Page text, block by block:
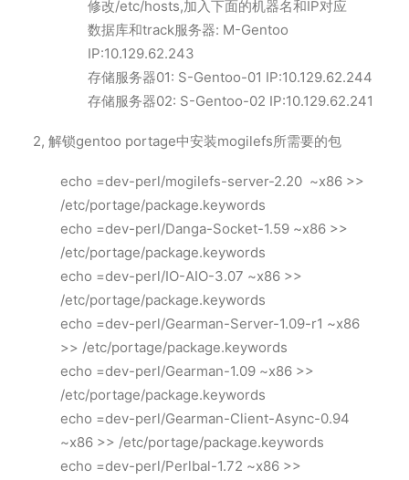
修改/etc/hosts,加入下面的机器名和IP对应
数据库和track服务器: M-Gentoo
IP:10.129.62.243
存储服务器01: S-Gentoo-01 IP:10.129.62.244
存储服务器02: S-Gentoo-02 IP:10.129.62.241
2, 解锁gentoo portage中安装mogilefs所需要的包
echo =dev-perl/mogilefs-server-2.20 ~x86 >>
/etc/portage/package.keywords
echo =dev-perl/Danga-Socket-1.59 ~x86 >>
/etc/portage/package.keywords
echo =dev-perl/IO-AIO-3.07 ~x86 >>
/etc/portage/package.keywords
echo =dev-perl/Gearman-Server-1.09-r1 ~x86
>> /etc/portage/package.keywords
echo =dev-perl/Gearman-1.09 ~x86 >>
/etc/portage/package.keywords
echo =dev-perl/Gearman-Client-Async-0.94
~x86 >> /etc/portage/package.keywords
echo =dev-perl/Perlbal-1.72 ~x86 >>